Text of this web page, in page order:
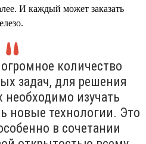
И каждый может заказать
количество
задач, для решения
необходимо изучать
новые технологии. Это
в сочетании